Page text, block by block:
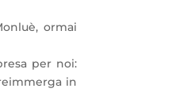
ormai
per noi:
in